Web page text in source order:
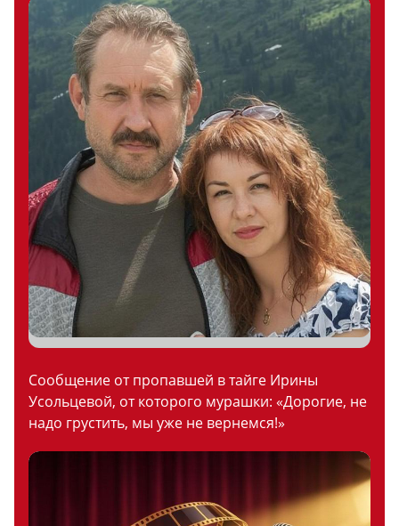
Сообщение от пропавшей в тайге Ирины
Усольцевой, от которого мурашки: «Дорогие, не
надо грустить, мы уже не вернемся!»